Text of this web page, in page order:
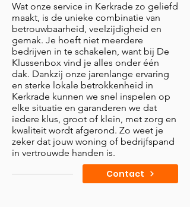
Wat onze service in Kerkrade zo geliefd
maakt, is de unieke combinatie van
betrouwbaarheid, veelzijdigheid en
gemak. Je hoeft niet meerdere
bedrijven in te schakelen, want bij De
Klussenbox vind je alles onder één
dak. Dankzij onze jarenlange ervaring
en sterke lokale betrokkenheid in
Kerkrade kunnen we snel inspelen op
elke situatie en garanderen we dat
iedere klus, groot of klein, met zorg en
kwaliteit wordt afgerond. Zo weet je
zeker dat jouw woning of bedrijfspand
in vertrouwde handen is.
Contact